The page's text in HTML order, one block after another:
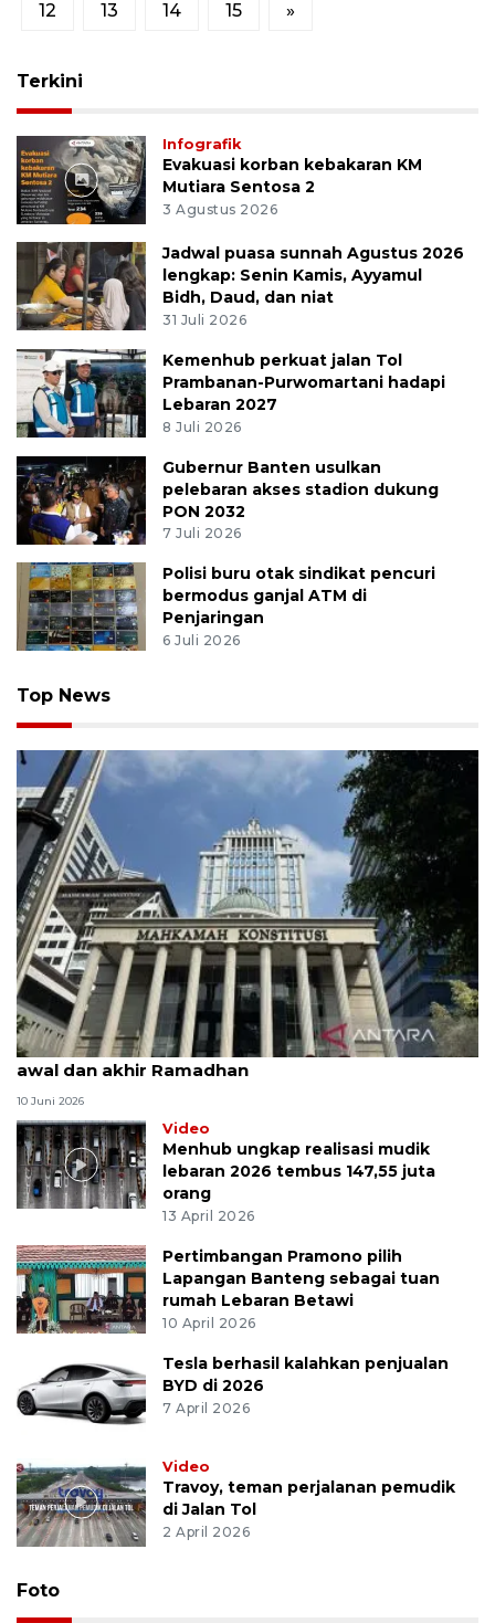
12 13 14 15 »
Terkini
Infografik
Evakuasi korban kebakaran KM
Mutiara Sentosa 2
3 Agustus 2026
Jadwal puasa sunnah Agustus 2026
lengkap: Senin Kamis, Ayyamul
Bidh, Daud, dan niat
31 Juli 2026
Kemenhub perkuat jalan Tol
Prambanan-Purwomartani hadapi
Lebaran 2027
8 Juli 2026
Gubernur Banten usulkan
pelebaran akses stadion dukung
PON 2032
7 Juli 2026
Polisi buru otak sindikat pencuri
bermodus ganjal ATM di
Penjaringan
6 Juli 2026
Top News
MK uji materi UU Peradilan Agama perihal isbat
awal dan akhir Ramadhan
10 Juni 2026
Video
Menhub ungkap realisasi mudik
lebaran 2026 tembus 147,55 juta
orang
13 April 2026
Pertimbangan Pramono pilih
Lapangan Banteng sebagai tuan
rumah Lebaran Betawi
10 April 2026
Tesla berhasil kalahkan penjualan
BYD di 2026
7 April 2026
Video
Travoy, teman perjalanan pemudik
di Jalan Tol
2 April 2026
Foto